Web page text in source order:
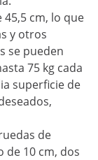
cm, lo que
y otros
se pueden
75 kg cada
superficie de
de
de 10 cm, dos